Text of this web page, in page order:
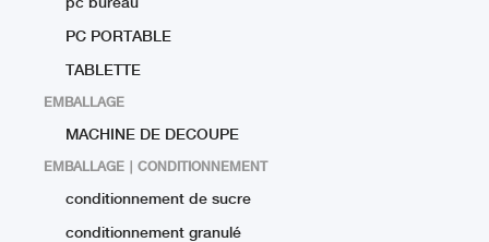
pc bureau
PC PORTABLE
TABLETTE
EMBALLAGE
MACHINE DE DECOUPE
EMBALLAGE ∣ CONDITIONNEMENT
conditionnement de sucre
conditionnement granulé